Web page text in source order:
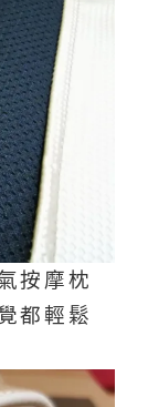
按摩枕
都輕鬆